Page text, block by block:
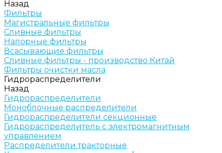
Назад
Фильтры
Магистральные фильтры
Сливные фильтры
Напорные фильтры
Всасывающие фильтры
Сливные фильтры - производство Китай
Фильтры очистки масла
Гидрораспределители
Назад
Гидрораспределители
Моноблочные распределители
Гидрораспределители секционные
Гидрораспределитель с электромагнитным
управлением
Распределители тракторные